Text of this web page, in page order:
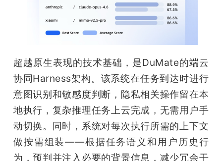
超越原生表现的技术基础，是DuMate的端云
协同Harness架构。该系统在任务到达时进行
意图识别和敏感度判断，隐私相关操作留在本
地执行，复杂推理任务上云完成，无需用户手
动切换。同时，系统对每次执行所需的上下文
做按需组装——根据任务语义和用户历史行
为，预判并注入必要的背景信息，减少冗余干